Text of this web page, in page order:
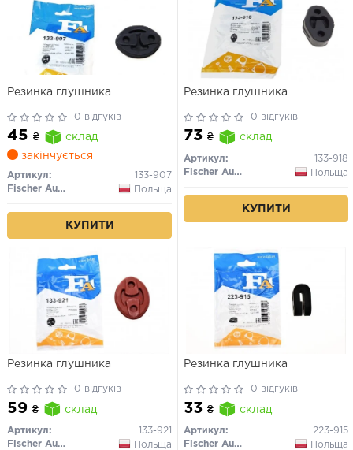
Резинка глушника
0 відгуків
45 ₴
склад
закінчується
Артикул:
133-907
Fischer Automotive One (FA1)
Польща
КУПИТИ
Резинка глушника
0 відгуків
73 ₴ склад
Артикул:
133-918
Fischer Automotive One (FA1)
Польща
КУПИТИ
Резинка глушника
0 відгуків
59 ₴ склад
Артикул:
133-921
Fischer Automotive One (FA1)
Польща
Резинка глушника
0 відгуків
33 ₴ склад
Артикул:
223-915
Fischer Automotive One (FA1)
Польща